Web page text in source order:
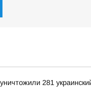
281